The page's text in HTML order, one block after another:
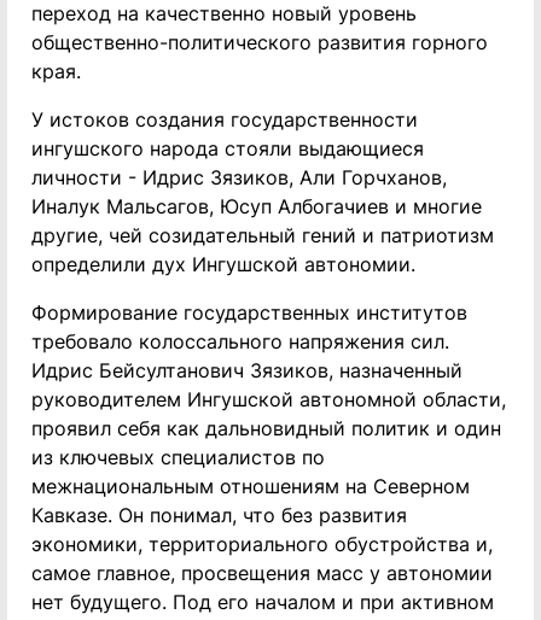
переход на качественно новый уровень
общественно-политического развития горного
края.
У истоков создания государственности
ингушского народа стояли выдающиеся
личности - Идрис Зязиков, Али Горчханов,
Иналук Мальсагов, Юсуп Албогачиев и многие
другие, чей созидательный гений и патриотизм
определили дух Ингушской автономии.
Формирование государственных институтов
требовало колоссального напряжения сил.
Идрис Бейсултанович Зязиков, назначенный
руководителем Ингушской автономной области,
проявил себя как дальновидный политик и один
из ключевых специалистов по
межнациональным отношениям на Северном
Кавказе. Он понимал, что без развития
экономики, территориального обустройства и,
самое главное, просвещения масс у автономии
нет будущего. Под его началом и при активном